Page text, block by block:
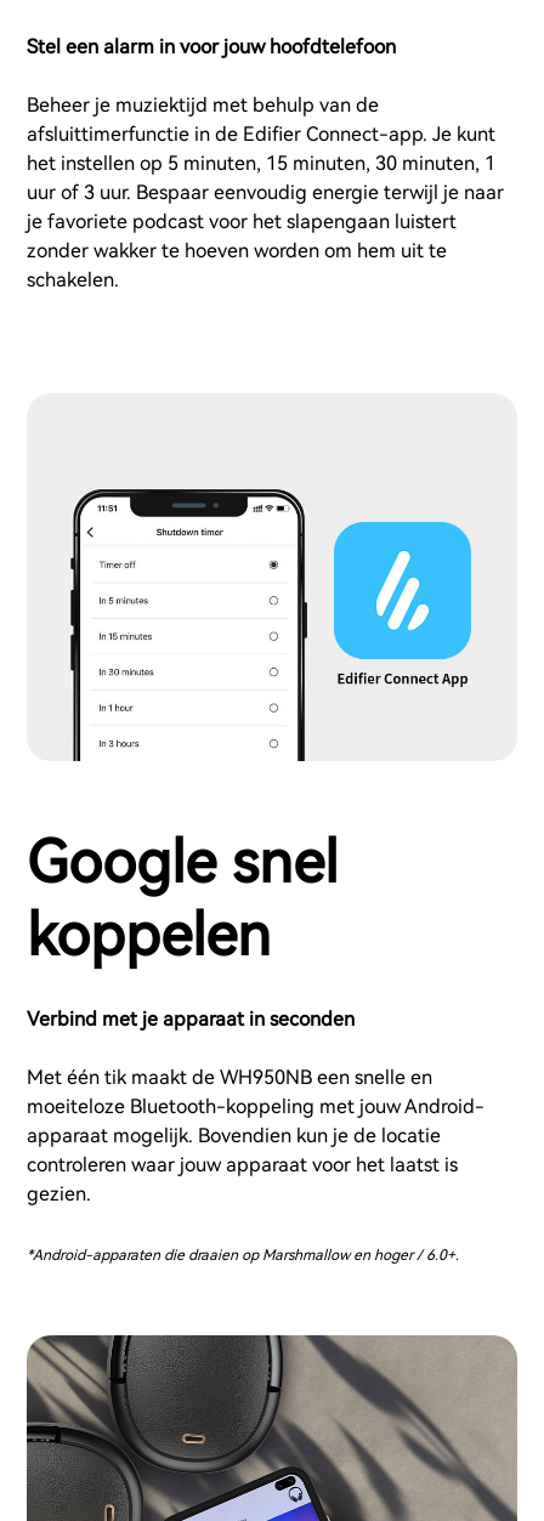
Stel een alarm in voor jouw hoofdtelefoon
Beheer je muziektijd met behulp van de
afsluittimerfunctie in de Edifier Connect-app. Je kunt
het instellen op 5 minuten, 15 minuten, 30 minuten, 1
uur of 3 uur. Bespaar eenvoudig energie terwijl je naar
je favoriete podcast voor het slapengaan luistert
zonder wakker te hoeven worden om hem uit te
schakelen.
Google snel
koppelen
Verbind met je apparaat in seconden
Met één tik maakt de WH950NB een snelle en
moeiteloze Bluetooth-koppeling met jouw Android-
apparaat mogelijk. Bovendien kun je de locatie
controleren waar jouw apparaat voor het laatst is
gezien.
*Android-apparaten die draaien op Marshmallow en hoger / 6.0+.